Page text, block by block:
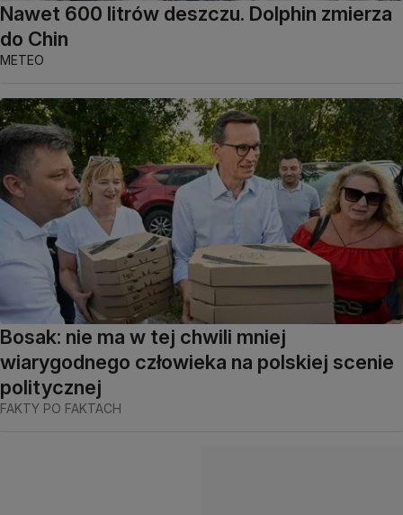
Nawet 600 litrów deszczu. Dolphin zmierza
do Chin
METEO
Bosak: nie ma w tej chwili mniej
wiarygodnego człowieka na polskiej scenie
politycznej
FAKTY PO FAKTACH